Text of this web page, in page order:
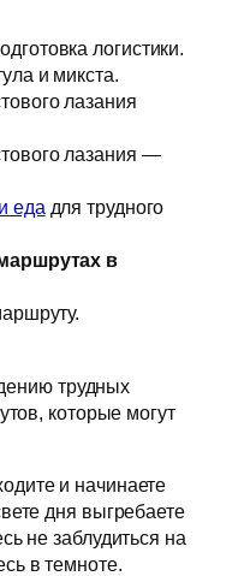
логистики.
и микста.
лазания
лазания —
еда для трудного
в
трудных
которые могут
и начинаете
дня выгребаете
не заблудиться на
в темноте.